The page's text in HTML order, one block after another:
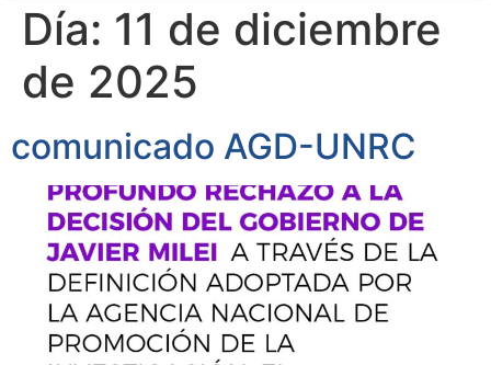
Día: 11 de diciembre
de 2025
comunicado AGD-UNRC